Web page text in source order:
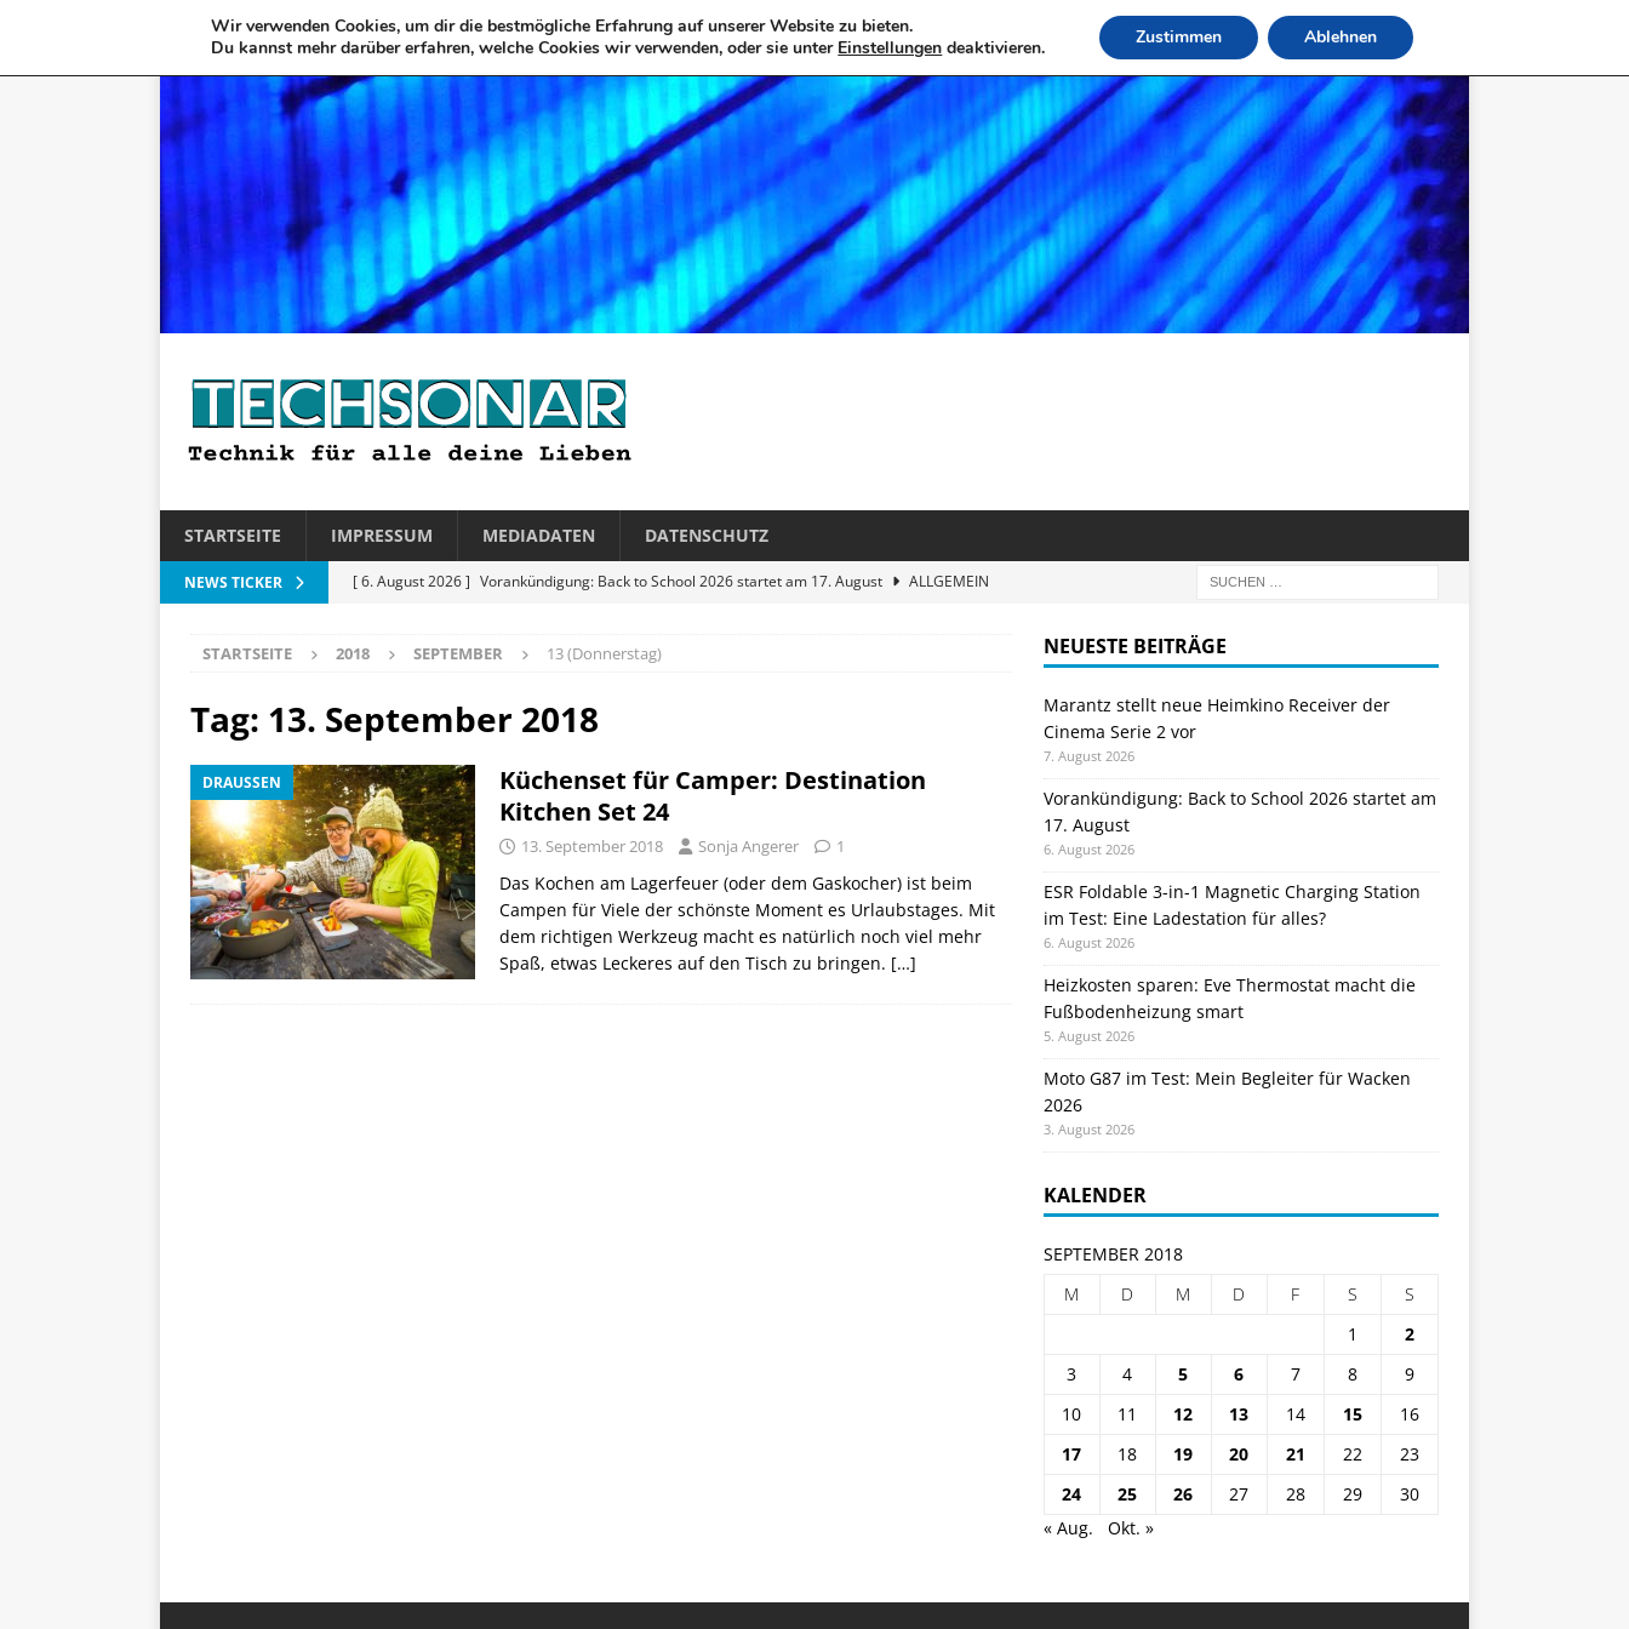
STARTSEITE IMPRESSUM MEDIADATEN DATENSCHUTZ
NEWS TICKER [ 6. August 2026 ] Vorankündigung: Back to School 2026 startet am 17. August
ALLGEMEIN
alles?
APPLE
[ 5. August 2026 ]
Heizkosten sparen: Eve Thermostat macht die Fußbodenheizung smart
SMART HOME
[ 3. August 2026 ]
Moto G87 im Test: Mein Begleiter für Wacken 2026
TELEFON
[ 7. August 2026 ]
STARTSEITE 2018 SEPTEMBER 13 (Donnerstag)
Tag: 13. September 2018
DRAUSSEN
Küchenset für Camper: Destination
Kitchen Set 24
13. September 2018 Sonja Angerer 1
Das Kochen am Lagerfeuer (oder dem Gaskocher) ist beim
Campen für Viele der schönste Moment es Urlaubstages. Mit
dem richtigen Werkzeug macht es natürlich noch viel mehr
Spaß, etwas Leckeres auf den Tisch zu bringen. […]
NEUESTE BEITRÄGE
Marantz stellt neue Heimkino Receiver der
Cinema Serie 2 vor
7. August 2026
Vorankündigung: Back to School 2026 startet am
17. August
6. August 2026
ESR Foldable 3-in-1 Magnetic Charging Station
im Test: Eine Ladestation für alles?
6. August 2026
Heizkosten sparen: Eve Thermostat macht die
Fußbodenheizung smart
5. August 2026
Moto G87 im Test: Mein Begleiter für Wacken
2026
3. August 2026
KALENDER
SEPTEMBER 2018
M
D M D F S
S
1
2
3
4 5 6 7 8
9
10
11 12 13 14 15
16
17
18 19 20 21 22
23
24
25 26 27 28 29
30
« Aug.
Okt. »
Wir verwenden Cookies, um dir die bestmögliche Erfahrung auf unserer Website zu bieten.
Du kannst mehr darüber erfahren, welche Cookies wir verwenden, oder sie unter Einstellungen deaktivieren. Zustimmen Ablehnen